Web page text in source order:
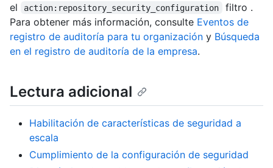
el
action:repository_security_configuration
filtro .
Para obtener más información, consulte Eventos de
registro de auditoría para tu organización y Búsqueda
en el registro de auditoría de la empresa.
Lectura adicional
Habilitación de características de seguridad a
escala
Cumplimiento de la configuración de seguridad